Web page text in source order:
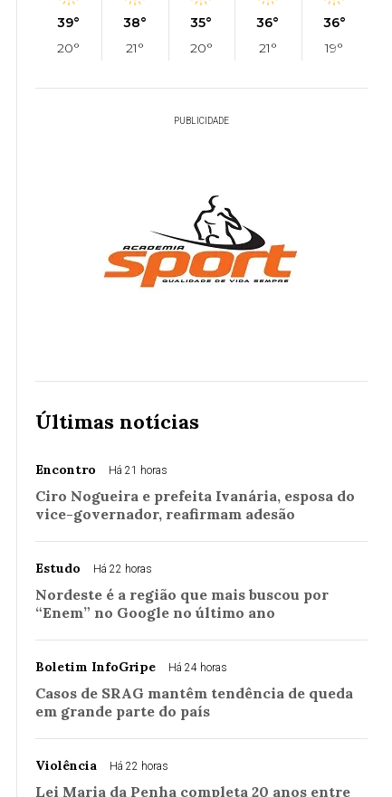
39°
20°
38°
21°
35°
20°
36°
21°
36°
19°
PUBLICIDADE
Últimas notícias
Encontro Há 21 horas
Ciro Nogueira e prefeita Ivanária, esposa do
vice-governador, reafirmam adesão
Estudo Há 22 horas
Nordeste é a região que mais buscou por
“Enem” no Google no último ano
Boletim InfoGripe Há 24 horas
Casos de SRAG mantêm tendência de queda
em grande parte do país
Violência Há 22 horas
Lei Maria da Penha completa 20 anos entre